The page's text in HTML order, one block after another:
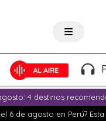
4 destinos
6 de agosto en Perú?